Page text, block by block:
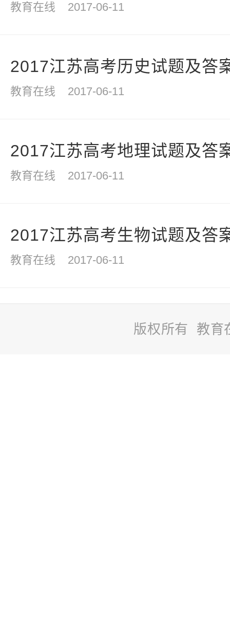
教育在线 2017-06-11
2017江苏高考历史试题及答
教育在线 2017-06-11
2017江苏高考地理试题及答
教育在线 2017-06-11
2017江苏高考生物试题及答
教育在线 2017-06-11
版权所有 教育